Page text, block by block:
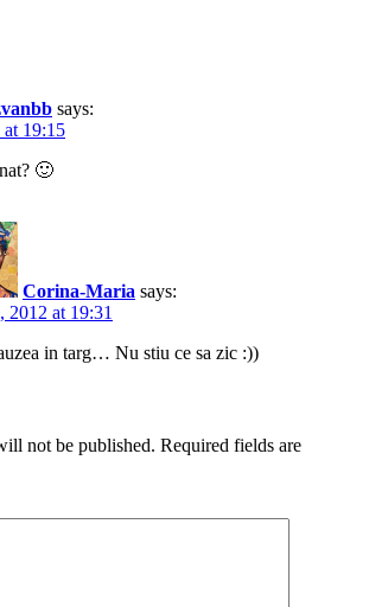
says:
at 19:15
🙂
Corina-Maria says:
2012 at 19:31
in targ… Nu stiu ce sa zic :))
not be published. Required fields are